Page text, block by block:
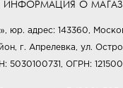
ИНФОРМАЦИЯ О
адрес: 143360,
г. Апрелевка, ул.
5030100731, ОГРН: